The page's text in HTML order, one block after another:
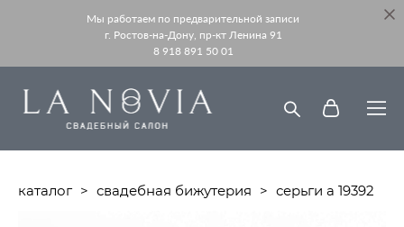
Мы работаем по предварительной записи
г. Ростов-на-Дону, пр-кт Ленина 91
8 918 891 50 01
каталог > свадебная бижутерия > серьги a 19392